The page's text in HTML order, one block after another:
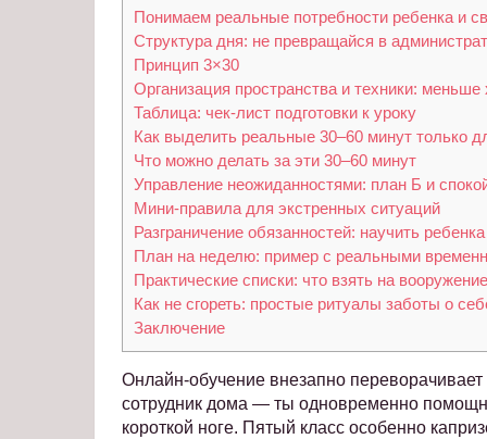
Понимаем реальные потребности ребенка и
Структура дня: не превращайся в
Принцип 3×30
Организация пространства и техники:
Таблица: чек-лист подготовки к уроку
Как выделить реальные 30–60 минут только
Что можно делать за эти 30–60 минут
Управление неожиданностями: план Б и
Мини-правила для экстренных ситуаций
Разграничение обязанностей: научить
План на неделю: пример с реальными
Практические списки: что взять на
Как не сгореть: простые ритуалы заботы о
Заключение
Онлайн-обучение внезапно
сотрудник дома — ты одновременно
короткой ноге. Пятый класс особенно